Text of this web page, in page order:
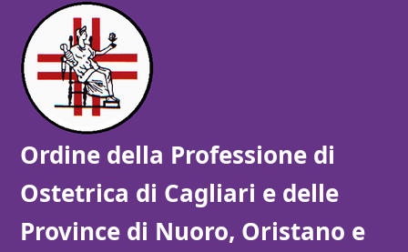
Ordine della Professione di
Ostetrica di Cagliari e delle
Province di Nuoro, Oristano e